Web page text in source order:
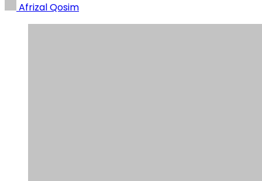
Afrizal Qosim